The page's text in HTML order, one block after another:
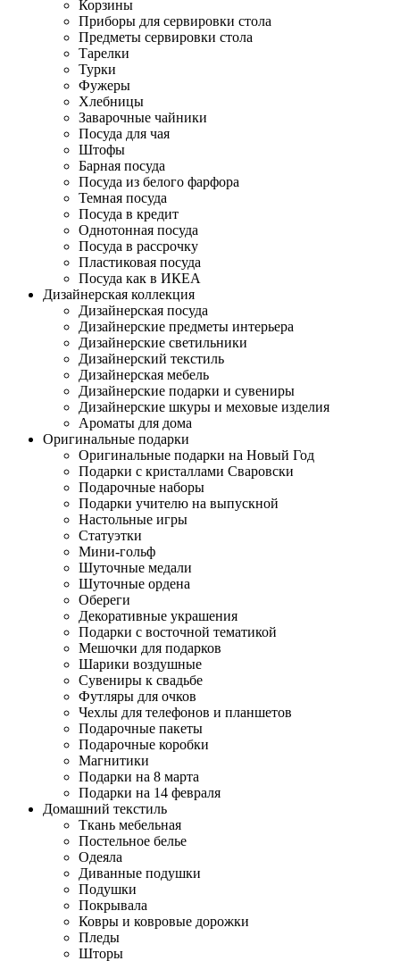
Корзины
Приборы для сервировки стола
Предметы сервировки стола
Тарелки
Турки
Фужеры
Хлебницы
Заварочные чайники
Посуда для чая
Штофы
Барная посуда
Посуда из белого фарфора
Темная посуда
Посуда в кредит
Однотонная посуда
Посуда в рассрочку
Пластиковая посуда
Посуда как в ИКЕА
Дизайнерская коллекция
Дизайнерская посуда
Дизайнерские предметы интерьера
Дизайнерские светильники
Дизайнерский текстиль
Дизайнерская мебель
Дизайнерские подарки и сувениры
Дизайнерские шкуры и меховые изделия
Ароматы для дома
Оригинальные подарки
Оригинальные подарки на Новый Год
Подарки с кристаллами Сваровски
Подарочные наборы
Подарки учителю на выпускной
Настольные игры
Статуэтки
Мини-гольф
Шуточные медали
Шуточные ордена
Обереги
Декоративные украшения
Подарки с восточной тематикой
Мешочки для подарков
Шарики воздушные
Сувениры к свадьбе
Футляры для очков
Чехлы для телефонов и планшетов
Подарочные пакеты
Подарочные коробки
Магнитики
Подарки на 8 марта
Подарки на 14 февраля
Домашний текстиль
Ткань мебельная
Постельное белье
Одеяла
Диванные подушки
Подушки
Покрывала
Ковры и ковровые дорожки
Пледы
Шторы